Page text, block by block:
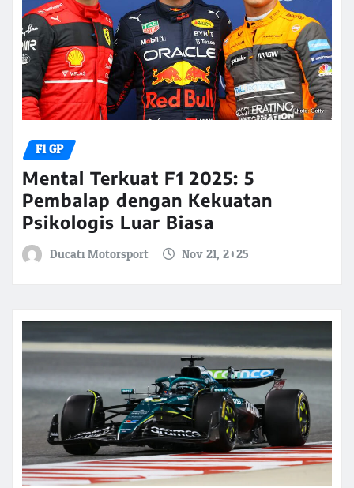
F1 GP
Mental Terkuat F1 2025: 5
Pembalap dengan Kekuatan
Psikologis Luar Biasa
Ducati Motorsport Nov 21, 2025